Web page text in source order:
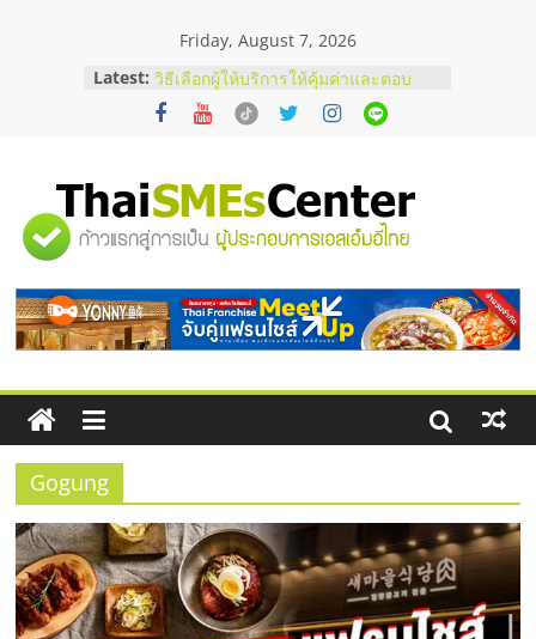
Friday, August 7, 2026
Latest: บริษัท Cybersecurity ในไทยที่ไหนดี?
วิธีเลือกผู้ให้บริการให้คุ้มค่าและตอบ
โจทย์ธุรกิจ
สัมมนาออนไลน์ โอกาสบริหารสถานี
บริการน้ำมัน Shell
สัมมนาลงทุน แฟรนไชส์ยอนนี่
ไชส์ ครั้งที่ 8
ร้านเครื่องเสียงคุณภาพสูง พร้อม
โซลูชันระบบภาพและเสียง
"ศูนย์
รวม
ข้อมูล
ธุรกิจ
SME
แห่ง
Gogung